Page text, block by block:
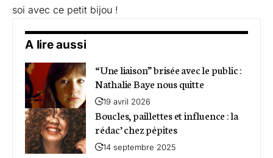
soi avec ce petit bijou !
A lire aussi
“Une liaison” brisée avec le public :
Nathalie Baye nous quitte
19 avril 2026
Boucles, paillettes et influence : la
rédac’ chez pépites
14 septembre 2025